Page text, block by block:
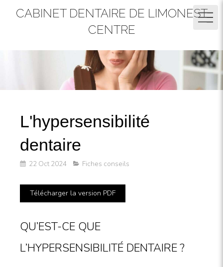
CABINET DENTAIRE DE LIMONEST
CENTRE
L'hypersensibilité
dentaire
22 Oct 2024 Fiches conseils
Télécharger la version PDF
QU’EST-CE QUE
L’HYPERSENSIBILITÉ DENTAIRE ?